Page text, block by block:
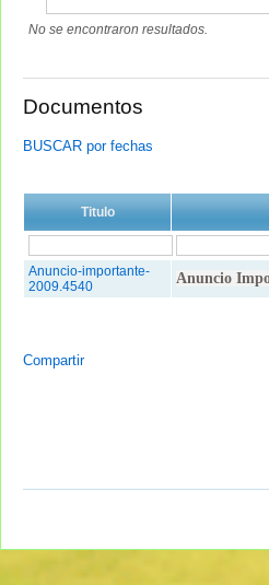
No se encontraron resultados.
Documentos
BUSCAR por fechas
Titulo
Anuncio-importante-
2009.4540
Anuncio
Compartir